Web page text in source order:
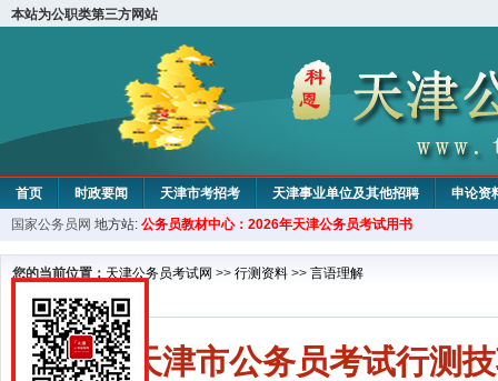
本站为公职类第三方网站
首页 时政要闻 天津市考招考 天津事业单位及其他招聘 申论资
教材中心
国家公务员网 地方站: 公务员教材中心：2026年天津公务员考试用书
您的当前位置： 天津公务员考试网 >> 行测资料 >> 言语理解
天津市公务员考试行测